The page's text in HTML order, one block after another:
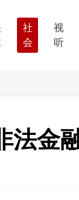
社
会
视
听
法金